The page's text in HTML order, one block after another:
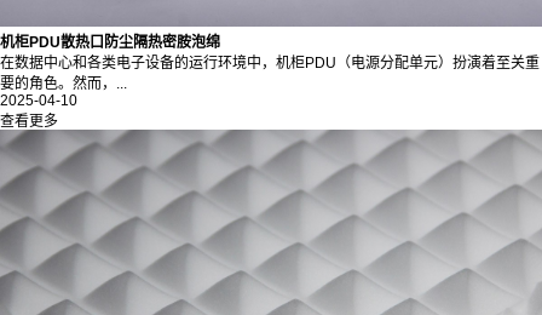
机柜PDU散热口防尘隔热密胺泡绵
在数据中心和各类电子设备的运行环境中，机柜PDU（电源分配单元）扮演着至关重
要的角色。然而，...
2025-04-10
查看更多